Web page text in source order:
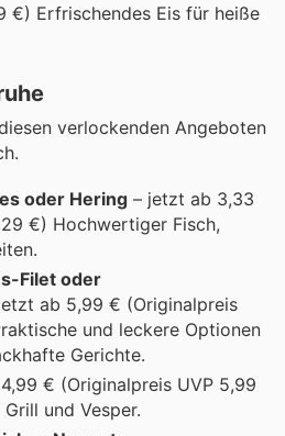
€) Erfrischendes Eis für heiße
verlockenden Angeboten
oder Hering – jetzt ab 3,33
€) Hochwertiger Fisch,
Filet oder
ab 5,99 € (Originalpreis
und leckere Optionen
Gerichte.
€ (Originalpreis UVP 5,99
und Vesper.